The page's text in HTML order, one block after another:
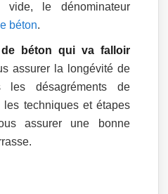
vide, le dénominateur
béton.
béton qui va falloir
assurer la longévité de
les désagréments de
les techniques et étapes
assurer une bonne